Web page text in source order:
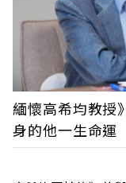
緬懷高希均教授
身的他一生命運